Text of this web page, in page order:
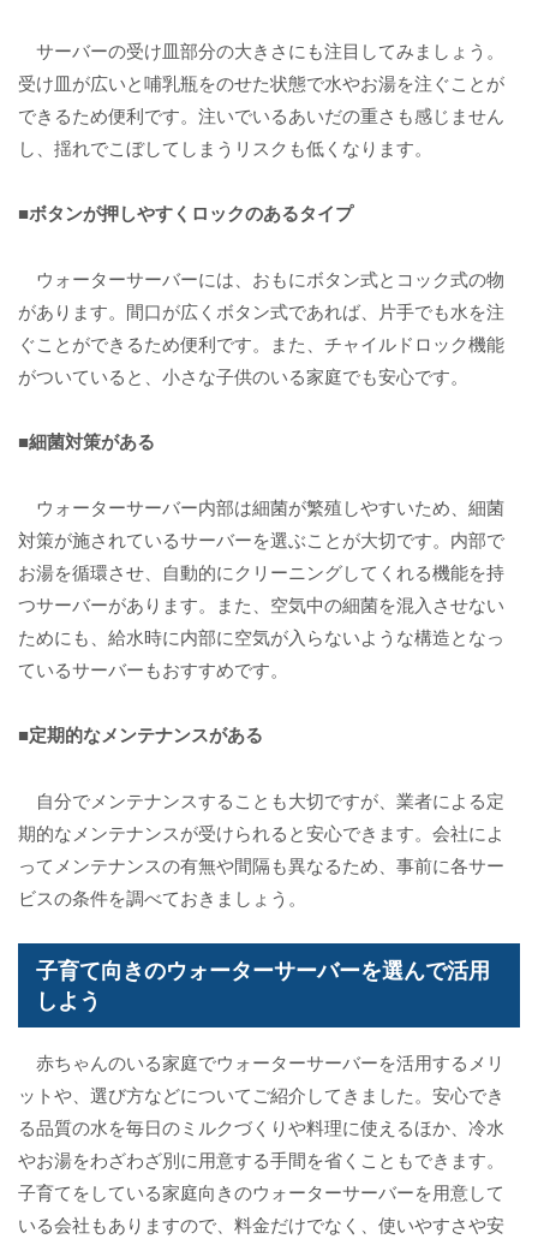
サーバーの受け皿部分の大きさにも注目してみましょう。
受け皿が広いと哺乳瓶をのせた状態で水やお湯を注ぐことが
できるため便利です。注いでいるあいだの重さも感じません
し、揺れでこぼしてしまうリスクも低くなります。
■ボタンが押しやすくロックのあるタイプ
ウォーターサーバーには、おもにボタン式とコック式の物
があります。間口が広くボタン式であれば、片手でも水を注
ぐことができるため便利です。また、チャイルドロック機能
がついていると、小さな子供のいる家庭でも安心です。
■細菌対策がある
ウォーターサーバー内部は細菌が繁殖しやすいため、細菌
対策が施されているサーバーを選ぶことが大切です。内部で
お湯を循環させ、自動的にクリーニングしてくれる機能を持
つサーバーがあります。また、空気中の細菌を混入させない
ためにも、給水時に内部に空気が入らないような構造となっ
ているサーバーもおすすめです。
■定期的なメンテナンスがある
自分でメンテナンスすることも大切ですが、業者による定
期的なメンテナンスが受けられると安心できます。会社によ
ってメンテナンスの有無や間隔も異なるため、事前に各サー
ビスの条件を調べておきましょう。
子育て向きのウォーターサーバーを選んで活用
しよう
赤ちゃんのいる家庭でウォーターサーバーを活用するメリ
ットや、選び方などについてご紹介してきました。安心でき
る品質の水を毎日のミルクづくりや料理に使えるほか、冷水
やお湯をわざわざ別に用意する手間を省くこともできます。
子育てをしている家庭向きのウォーターサーバーを用意して
いる会社もありますので、料金だけでなく、使いやすさや安